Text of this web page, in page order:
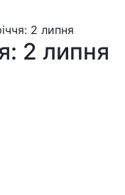
2 липня
2 липня